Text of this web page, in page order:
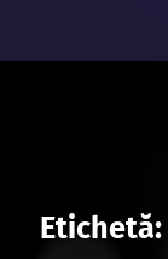
Etichetă: